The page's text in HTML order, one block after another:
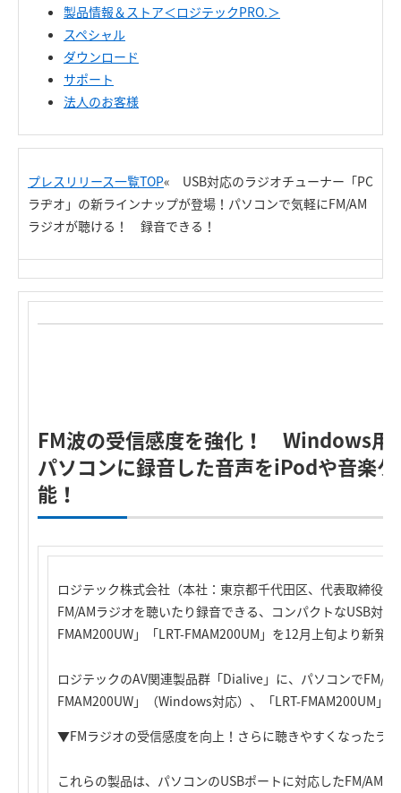
製品情報＆ストア＜ロジテックPRO.＞
スペシャル
ダウンロード
サポート
法人のお客様
プレスリリース一覧TOP« USB対応のラジオチューナー「PC
ラヂオ」の新ラインナップが登場！パソコンで気軽にFM/AM
ラジオが聴ける！ 録音できる！
FM波の受信感度を強化！ Windows用
パソコンに録音した音声をiPodや音楽
能！
ロジテック株式会社（本社：東京都千代田区、代表取締役
FM/AMラジオを聴いたり録音できる、コンパクトなUSB対
FMAM200UW」「LRT-FMAM200UM」を12月上旬より新発
ロジテックのAV関連製品群「Dialive」に、パソコンでFM/
FMAM200UW」（Windows対応）、「LRT-FMAM200UM」
▼FMラジオの受信感度を向上！さらに聴きやすくなったラ
これらの製品は、パソコンのUSBポートに対応したFM/AM